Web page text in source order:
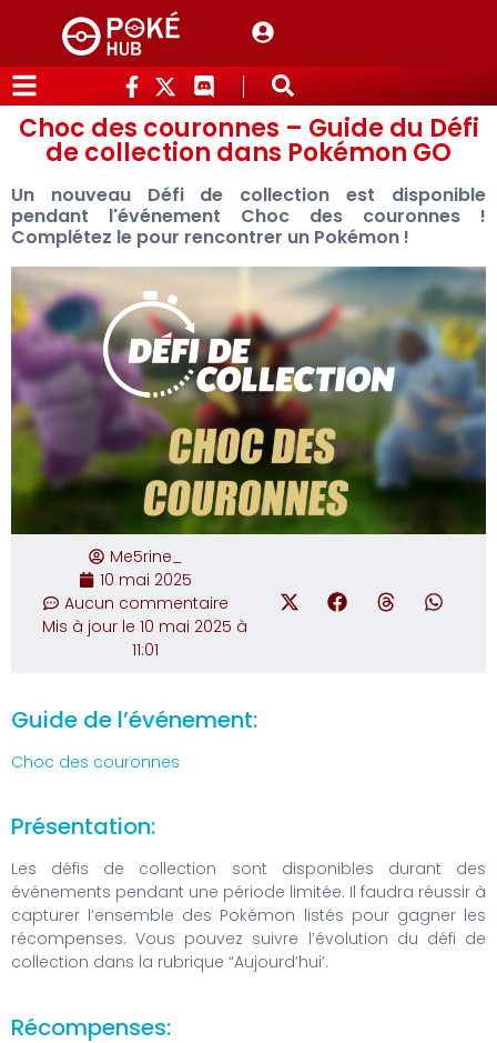
Choc des couronnes – Guide du Défi
de collection dans Pokémon GO
Un nouveau Défi de collection est disponible
pendant l'événement Choc des couronnes !
Complétez le pour rencontrer un Pokémon !
Me5rine_
10 mai 2025
Aucun commentaire
Mis à jour le 10 mai 2025 à
11:01
Guide de l’événement:
Choc des couronnes
Présentation:
Les défis de collection sont disponibles durant des
événements pendant une période limitée. Il faudra réussir à
capturer l’ensemble des Pokémon listés pour gagner les
récompenses. Vous pouvez suivre l’évolution du défi de
collection dans la rubrique “Aujourd’hui’.
Récompenses: